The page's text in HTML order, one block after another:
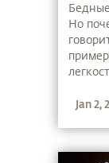
Но
Jan 2,